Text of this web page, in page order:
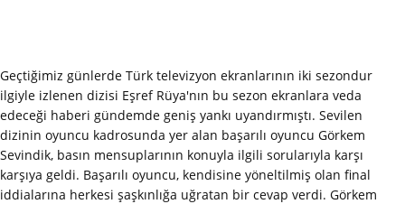
Geçtiğimiz günlerde Türk televizyon ekranlarının iki sezondur
ilgiyle izlenen dizisi Eşref Rüya'nın bu sezon ekranlara veda
edeceği haberi gündemde geniş yankı uyandırmıştı. Sevilen
dizinin oyuncu kadrosunda yer alan başarılı oyuncu Görkem
Sevindik, basın mensuplarının konuyla ilgili sorularıyla karşı
karşıya geldi. Başarılı oyuncu, kendisine yöneltilmiş olan final
iddialarına herkesi şaşkınlığa uğratan bir cevap verdi. Görkem